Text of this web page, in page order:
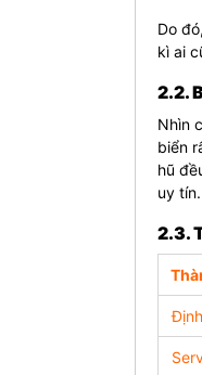
Do
kì ai
2.2.
Nhìn
biển
hũ
uy tín.
2.3.